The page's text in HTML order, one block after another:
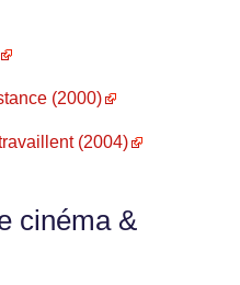
(2000)
(2004)
cinéma &